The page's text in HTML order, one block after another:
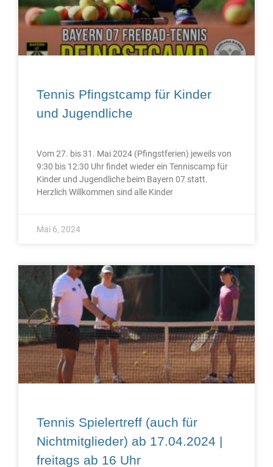
Tennis Pfingstcamp für Kinder
und Jugendliche
Vom 27. bis 31. Mai 2024 (Pfingstferien) jeweils von
9:30 bis 12:30 Uhr findet wieder ein Tenniscamp für
Kinder und Jugendliche beim Bayern 07 statt.
Herzlich Willkommen sind alle Kinder
Mai 6, 2024
Tennis Spielertreff (auch für
Nichtmitglieder) ab 17.04.2024 |
freitags ab 16 Uhr